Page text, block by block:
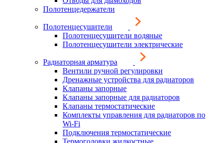
Полотенцедержатели
Полотенцесушители
Полотенцесушители водяные
Полотенцесушители электрические
Радиаторная арматура
Вентили ручной регулировки
Дренажные устройства для радиаторов
Клапаны запорные
Клапаны запорные для радиаторов
Клапаны термостатические
Комплекты управления для радиаторов по
Wi-Fi
Подключения термостатические
Термоголовки жидкостные